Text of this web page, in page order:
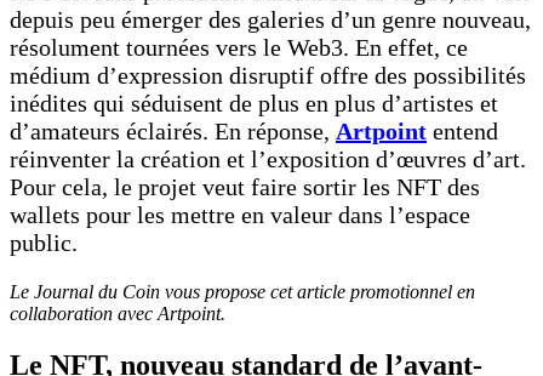
depuis peu émerger des galeries d’un genre nouveau,
résolument tournées vers le Web3. En effet, ce
médium d’expression disruptif offre des possibilités
inédites qui séduisent de plus en plus d’artistes et
d’amateurs éclairés. En réponse, Artpoint entend
réinventer la création et l’exposition d’œuvres d’art.
Pour cela, le projet veut faire sortir les NFT des
wallets pour les mettre en valeur dans l’espace
public.
Le Journal du Coin vous propose cet article promotionnel en
collaboration avec Artpoint.
Le NFT, nouveau standard de l’avant-